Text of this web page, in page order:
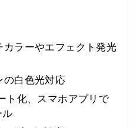
カラーやエフェクト発光
の白色光対応
ト化、スマホアプリで
ル